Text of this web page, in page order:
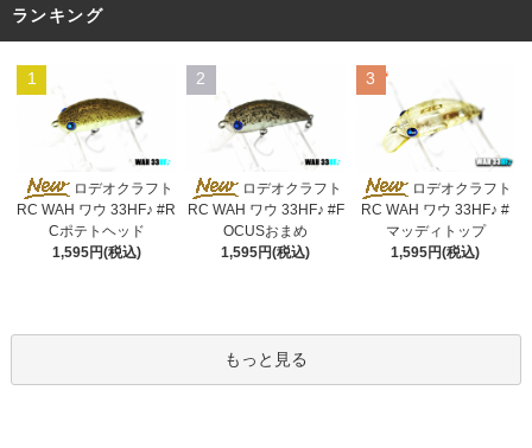
ランキング
1
ロデオクラフト
RC WAH ワウ 33HF♪ #R
Cポテトヘッド
1,595円(税込)
2
ロデオクラフト
RC WAH ワウ 33HF♪ #F
OCUSおまめ
1,595円(税込)
3
ロデオクラフト
RC WAH ワウ 33HF♪ #
マッディトップ
1,595円(税込)
もっと見る